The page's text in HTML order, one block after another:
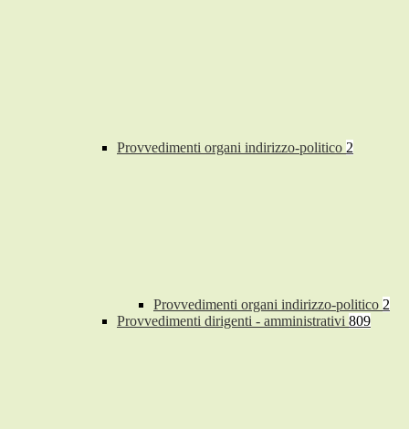
Provvedimenti organi indirizzo-politico 2
Provvedimenti organi indirizzo-politico 2
Provvedimenti dirigenti - amministrativi 809